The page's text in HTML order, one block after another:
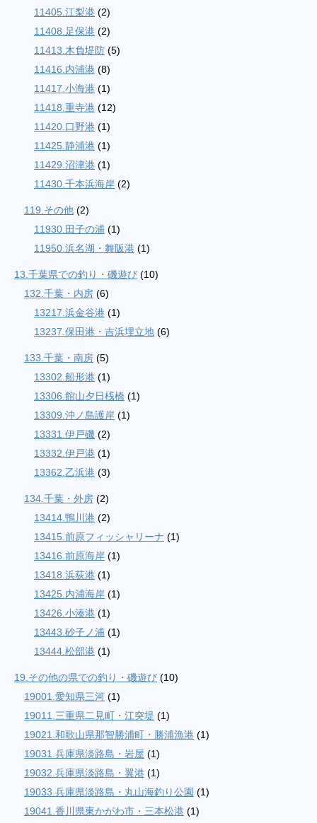
11405.江梨港 (2)
11408.足保港 (2)
11413.木負堤防 (5)
11416.内浦港 (8)
11417.小海港 (1)
11418.重寺港 (12)
11420.口野港 (1)
11425.静浦港 (1)
11429.沼津港 (1)
11430.千本浜海岸 (2)
119.その他 (2)
11930.田子の浦 (1)
11950.浜名湖・舞阪港 (1)
13.千葉県での釣り・磯遊び (10)
132.千葉・内房 (6)
13217.浜金谷港 (1)
13237.保田港・吉浜埋立地 (6)
133.千葉・南房 (5)
13302.船形港 (1)
13306.館山夕日桟橋 (1)
13309.沖ノ島護岸 (1)
13331.伊戸磯 (2)
13332.伊戸港 (1)
13362.乙浜港 (3)
134.千葉・外房 (2)
13414.鴨川港 (2)
13415.前原フィッシャリーナ (1)
13416.前原海岸 (1)
13418.浜荻港 (1)
13425.内浦海岸 (1)
13426.小湊港 (1)
13443.砂子ノ浦 (1)
13444.松部港 (1)
19.その他の県での釣り・磯遊び (10)
19001.愛知県三河 (1)
19011.三重県二見町・江突堤 (1)
19021.和歌山県那智勝浦町・勝浦漁港 (1)
19031.兵庫県淡路島・岩屋 (1)
19032.兵庫県淡路島・翼港 (1)
19033.兵庫県淡路島・丸山海釣り公園 (1)
19041.香川県東かがわ市・三本松港 (1)